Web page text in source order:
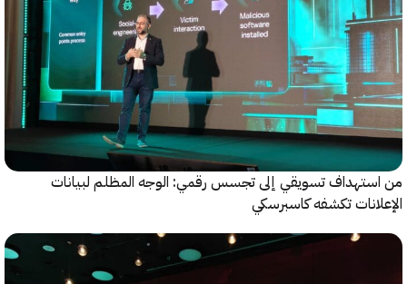
تسويقي إلى تجسس رقمي: الوجه المظلم لبيانات
تكشفه كاسبرسكي